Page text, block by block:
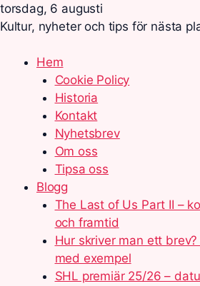
torsdag, 6 augusti
Kultur, nyheter och tips för nästa
Hem
Cookie Policy
Historia
Kontakt
Nyhetsbrev
Om oss
Tipsa oss
Blogg
The Last of Us Part II –
och framtid
Hur skriver man ett
med exempel
SHL premiär 25/26 –